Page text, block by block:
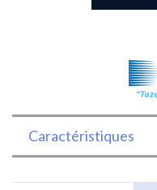
Caractéristiques